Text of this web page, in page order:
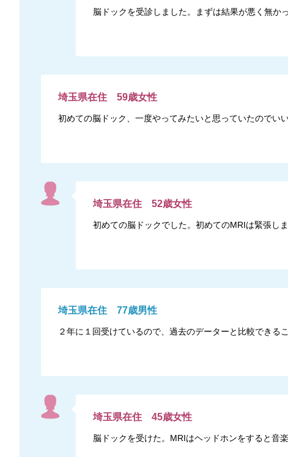
脳ドックを受診しました。まずは結果が悪く無か
埼玉県在住 59歳女性
初めての脳ドック、一度やってみたいと思っていたのでい
埼玉県在住 52歳女性
初めての脳ドックでした。初めてのMRIは緊張し
埼玉県在住 77歳男性
２年に１回受けているので、過去のデーターと比較できる
埼玉県在住 45歳女性
脳ドックを受けた。MRIはヘッドホンをすると音